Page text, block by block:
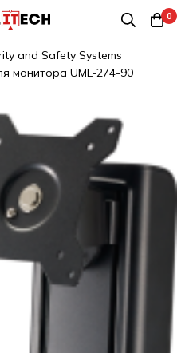
0
and Safety Systems
монитора UML-274-90